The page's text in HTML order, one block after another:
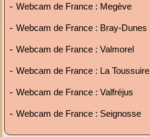
-Webcam de France : Megève
-Webcam de France : Bray-Dunes
-Webcam de France : Valmorel
-Webcam de France : La Toussuire
-Webcam de France : Valfréjus
-Webcam de France : Seignosse